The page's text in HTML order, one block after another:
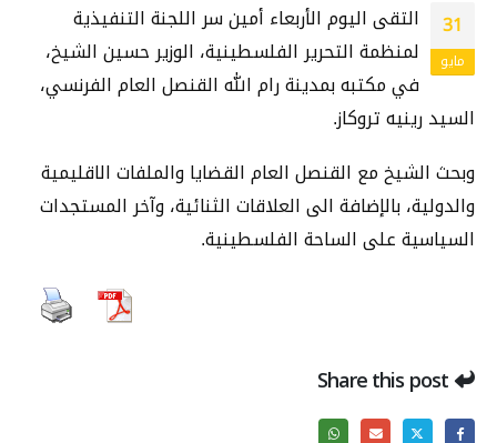
31
مايو
التقى اليوم الأربعاء أمين سر اللجنة التنفيذية
لمنظمة التحرير الفلسطينية، الوزير حسين الشيخ،
في مكتبه بمدينة رام الله القنصل العام الفرنسي،
السيد رينيه تروكاز.
وبحث الشيخ مع القنصل العام القضايا والملفات الاقليمية
والدولية، بالإضافة الى العلاقات الثنائية، وآخر المستجدات
السياسية على الساحة الفلسطينية.
Share this post